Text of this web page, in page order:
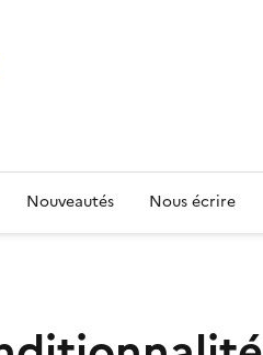
Nouveautés Nous écrire